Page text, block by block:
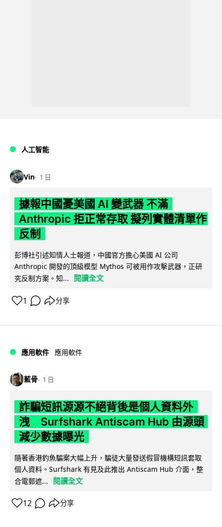
人工智能
Vin 1 日
據報中國憂美國 AI 變武器 不滿
Anthropic 拒正常存取 擬列實體清單作
反制
彭博社引述知情人士報道，中國官方擔心美國 AI 公司
Anthropic 開發的頂級模型 Mythos 可被用作攻擊武器，正研
究反制方案。知...
閱讀全文
1 分享
應用軟件 應用軟件
藍骨 1 日
詐騙短訊源源不絕背後是個人資料外
洩 Surfshark Antiscam Hub 由源頭
減少數據曝光
隨著香港釣魚騙案大幅上升，騙徒大量發送假冒機構短訊套取
個人資料。Surfshark 有見及此推出 Antiscam Hub 介面，整
合電郵遮...
閱讀全文
12 分享